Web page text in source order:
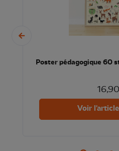
Poster pédagogique 60
Voir l'article